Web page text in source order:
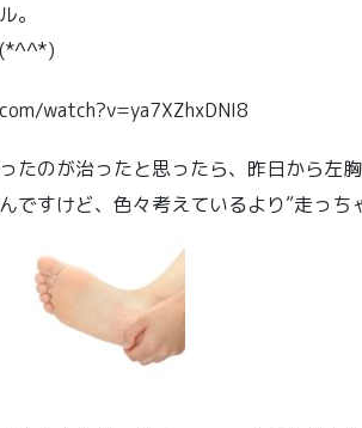
。
watch?v=ya7XZhxDNI8
たのが治ったと思ったら、昨日から左
ですけど、色々考えているより”走っ